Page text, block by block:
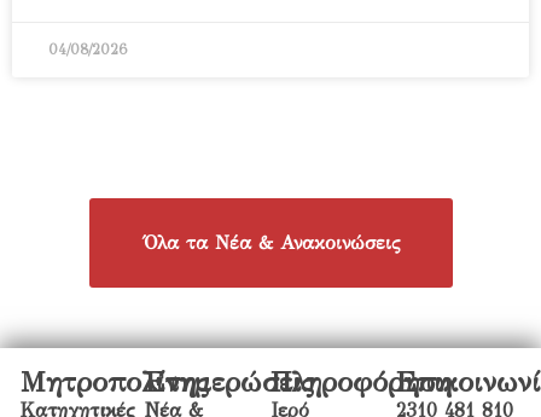
04/08/2026
Όλα τα Νέα & Ανακοινώσεις
Μητροπολίτης
Κατηχητικές
Ενημερώσεις
Νέα &
Πληροφόρηση
Ιερό
2310 481 810